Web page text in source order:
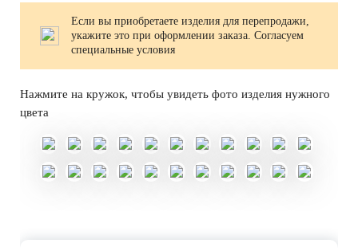
Если вы приобретаете изделия для перепродажи,
укажите это при оформлении заказа. Согласуем
специальные условия
Нажмите на кружок, чтобы увидеть фото изделия нужного
цвета